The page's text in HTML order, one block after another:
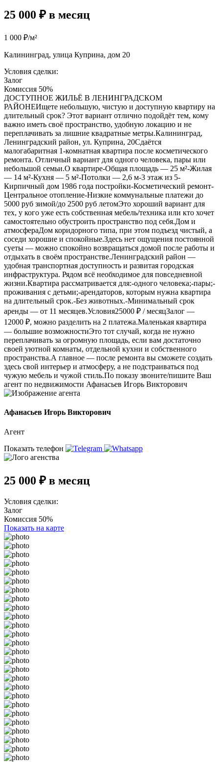
25 000 ₽ в месяц
1 000 ₽/м²
Калининград, улица Куприна, дом 20
Условия сделки:
Залог
Комиссия 50%
ДОСТУПНОЕ ЖИЛЬЁ В ЛЕНИНГРАДСКОМ
РАЙОНЕИщете небольшую, чистую и доступную квартиру на
длительный срок? Этот вариант отлично подойдёт тем, кому
важно иметь своё пространство, удобную локацию и не
переплачивать за лишние квадратные метры.Калининград,
Ленинградский район, ул. Куприна, 20Сдаётся
малогабаритная 1-комнатная квартира после косметического
ремонта. Отличный вариант для одного человека, пары или
небольшой семьи.О квартире-Общая площадь — 25 м²-Жилая
— 14 м²-Кухня — 5 м²-Потолки — 2,6 м-3 этаж из 5-
Кирпичный дом 1986 года постройки-Косметический ремонт-
Центральное отопление-Низкие коммунальные платежи до
5000 руб зимой/до 2500 руб летомЭто хороший вариант для
тех, у кого уже есть собственная мебель/техника или кто хочет
самостоятельно обустроить пространство под себя.Дом и
атмосфераДом коридорного типа, при этом подъезд чистый, а
соседи хорошие и спокойные.Здесь нет ощущения постоянной
суеты — можно спокойно возвращаться домой после работы и
отдыхать в своём пространстве.Ленинградский район —
удобная транспортная доступность и развитая городская
инфраструктура. Рядом всё необходимое для повседневной
жизни.Квартира рассматривается для:-одного человека;-пары;-
проживания с детьми;-арендаторов, которым нужна квартира
на длительный срок.-Без животных.-Минимальный срок
аренды — от 11 месяцев.Условия25000 ₽ / месяцЗалог —
12000 ₽, можно разделить на 2 платежа.Маленькая квартира
— большие возможностиЭто тот случай, когда не нужно
переплачивать за огромную площадь, если вам достаточно
своей уютной комнаты, отдельной кухни и собственного
пространства.А главное — после ремонта вы сможете создать
здесь свой интерьер и атмосферу, а не подстраиваться под
чужую мебель и чужой стиль.По показу звоните/пишите Ваш
агент по недвижимости Афанасьев Игорь Викторович
Афанасьев Игорь Викторович
Агент
Показать телефон
25 000 ₽ в месяц
Условия сделки:
Залог
Комиссия 50%
Показать на карте